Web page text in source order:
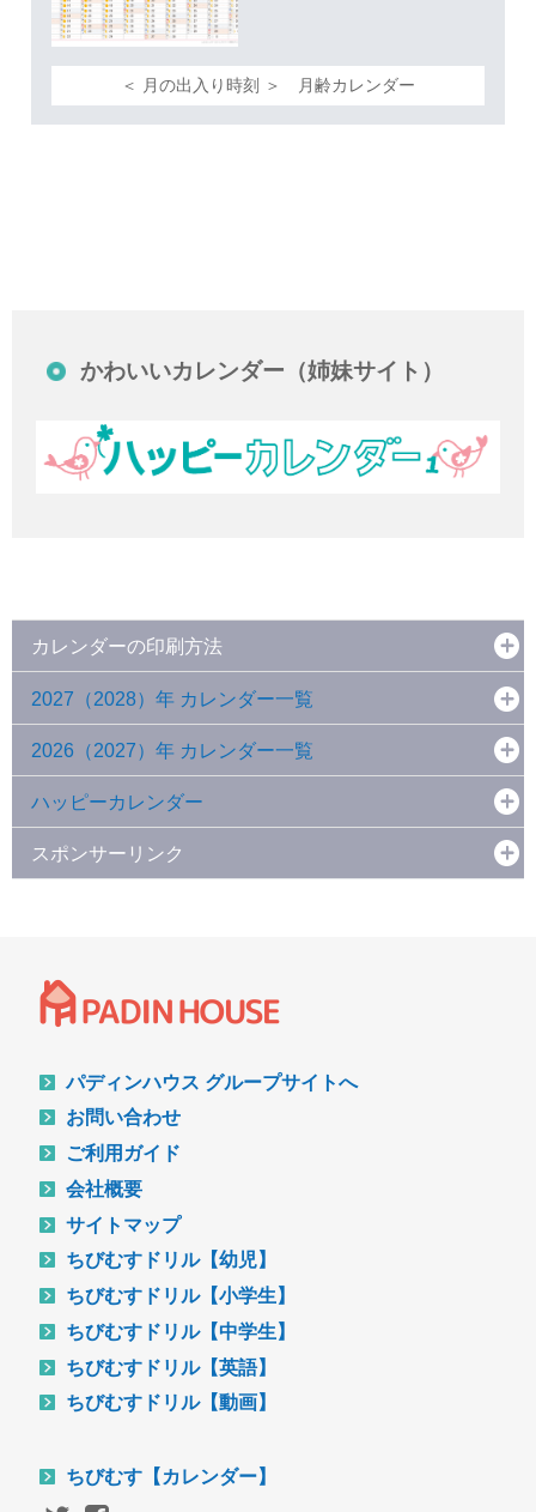
＜ 月の出入り時刻 ＞ 月齢カレンダー
かわいいカレンダー（姉妹サイト）
カレンダーの印刷方法
2027（2028）年 カレンダー一覧
2026（2027）年 カレンダー一覧
ハッピーカレンダー
スポンサーリンク
パディンハウス グループサイトへ
お問い合わせ
ご利用ガイド
会社概要
サイトマップ
ちびむすドリル【幼児】
ちびむすドリル【小学生】
ちびむすドリル【中学生】
ちびむすドリル【英語】
ちびむすドリル【動画】
ちびむす【カレンダー】